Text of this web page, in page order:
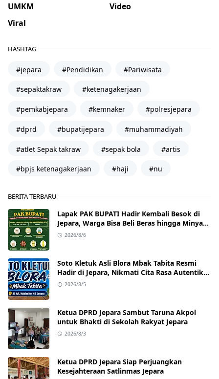
UMKM
Video
Viral
HASHTAG
#jepara #Pendidikan #Pariwisata
#sepaktakraw #ketenagakerjaan
#pemkabjepara #kemnaker #polresjepara
#dprd #bupatijepara #muhammadiyah
#atlet Sepak takraw #sepak bola #artis
#bpjs ketenagakerjaan #haji #nu
BERITA TERBARU
Lapak PAK BUPATI Hadir Kembali Besok di
Jepara, Warga Bisa Beli Beras hingga Minyak
Goreng dengan Harga Terjangkau
2026/8/6
Soto Kletuk Asli Blora Mbak Tabita Resmi
Hadir di Jepara, Nikmati Cita Rasa Autentik
Mulai Rp10 Ribu
2026/8/5
Ketua DPRD Jepara Sambut Taruna Akpol
untuk Bhakti di Sekolah Rakyat Jepara
2026/8/3
Ketua DPRD Jepara Siap Perjuangkan
Kesejahteraan Satlinmas Jepara